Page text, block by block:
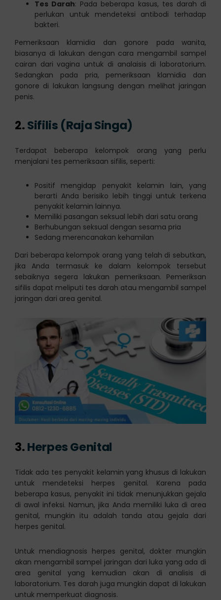
Tes Darah: Pada beberapa kasus, tes darah di
perlukan untuk mendeteksi antibodi terhadap
bakteri.
Pemeriksaan klamidia dan gonore pada wanita,
biasanya di lakukan dengan cara mengambil sampel
cairan dari vagina untuk di analaisis di laboratorium.
Sedangkan pada pria, pemeriksaan klamidia dan
gonore di lakukan langsung dengan melihat jaringan
penis.
2.Sifilis (Raja Singa)
Terdapat beberapa kelompok orang yang perlu
menjalani tes pemeriksaan sifilis, seperti:
Positif mengidap penyakit kelamin lain, yang
berarti Anda berisiko lebih tinggi untuk terkena
penyakit kelamin lainnya.
Memiliki pasangan seksual lebih dari satu orang
Berhubungan seksual dengan sesama pria
Sedang merencanakan kehamilan
Dari beberapa kelompok orang yang telah di sebutkan,
jika Anda termasuk ke dalam kelompok tersebut
sebaiknya segera lakukan pemeriksaan. Pemeriksan
sifilis dapat meliputi tes darah atau mengambil sampel
jaringan dari area genital.
3.Herpes Genital
Tidak ada tes penyakit kelamin yang khusus di lakukan
untuk mendeteksi herpes genital. Karena pada
beberapa kasus, penyakit ini tidak menunjukkan gejala
di awal infeksi. Namun, jika Anda memiliki luka di area
genital, mungkin itu adalah tanda atau gejala dari
herpes genital.
Untuk mendiagnosis herpes genital, dokter mungkin
akan mengambil sampel jaringan dari luka yang ada di
area genital yang kemudian akan di analisis di
laboratorium. Tes darah juga mungkin dapat di lakukan
untuk memperkuat diagnosis.